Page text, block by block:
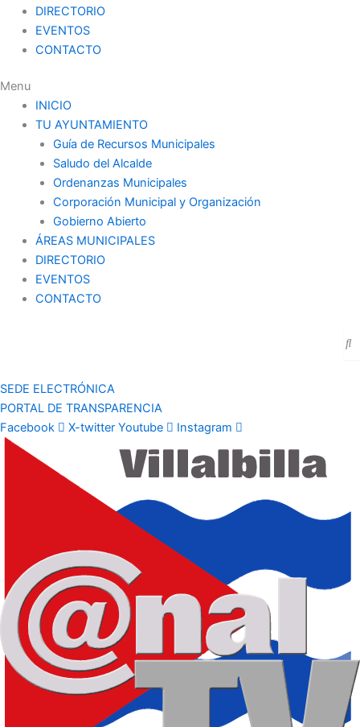
DIRECTORIO
EVENTOS
CONTACTO
Menu
INICIO
TU AYUNTAMIENTO
Guía de Recursos Municipales
Saludo del Alcalde
Ordenanzas Municipales
Corporación Municipal y Organización
Gobierno Abierto
ÁREAS MUNICIPALES
DIRECTORIO
EVENTOS
CONTACTO
SEDE ELECTRÓNICA
PORTAL DE TRANSPARENCIA
Facebook
X-twitter Youtube Instagram